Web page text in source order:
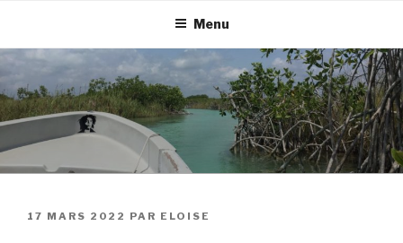
Menu
17 MARS 2022 PAR ELOISE